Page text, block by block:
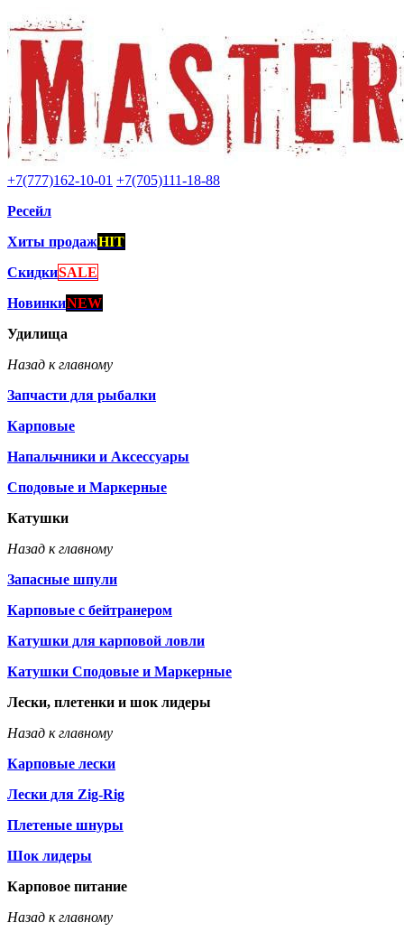
+7(777)162-10-01 +7(705)111-18-88
Ресейл
Хиты продажHIT
СкидкиSALE
НовинкиNEW
Удилища
Назад к главному
Запчасти для рыбалки
Карповые
Напальчники и Аксессуары
Сподовые и Маркерные
Катушки
Назад к главному
Запасные шпули
Карповые с бейтранером
Катушки для карповой ловли
Катушки Сподовые и Маркерные
Лески, плетенки и шок лидеры
Назад к главному
Карповые лески
Лески для Zig-Rig
Плетеные шнуры
Шок лидеры
Карповое питание
Назад к главному